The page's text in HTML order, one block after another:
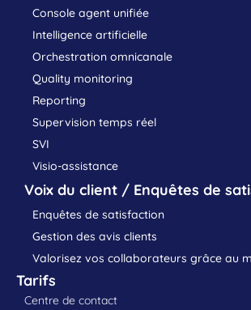
Console agent unifiée
Intelligence artificielle
Orchestration omnicanale
Quality monitoring
Reporting
Supervision temps réel
SVI
Visio-assistance
Voix du client / Enquêtes de
Enquêtes de satisfaction
Gestion des avis clients
Valorisez vos collaborateurs grâce au
Tarifs
Centre de contact